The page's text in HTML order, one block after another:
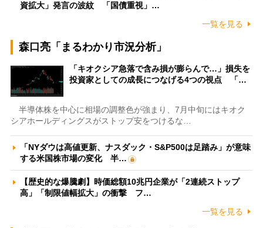
資拡大」発言の波紋 「国債重視」…
一覧を見る
森口亮「まるわかり市況分析」
「キオクシア急落で含み損が膨らんで…」損失を
投資家としての成長につなげる4つの視点 「…
半導体株を中心に相場の調整色が強まり、7月中旬にはキオク
シアホールディングスがストップ安をつけるな…
「NYダウは高値更新、ナスダック・S&P500は足踏み」が意味
する米国株市場の変化 半…
【歴史的な爆騰劇】時価総額10兆円企業が「2連続ストップ
高」「制限値幅拡大」の衝撃 フ…
一覧を見る